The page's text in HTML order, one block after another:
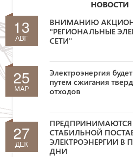
НОВОСТИ
13
АВГ
ВНИМАНИЮ
"РЕГИОНАЛЬНЫЕ
СЕТИ"
25
МАР
Электроэнергия
путем сжигания
отходов
27
ДЕК
СТАБИЛЬНОЙ
ЭЛЕКТРОЭНЕРГИИ В
ДНИ